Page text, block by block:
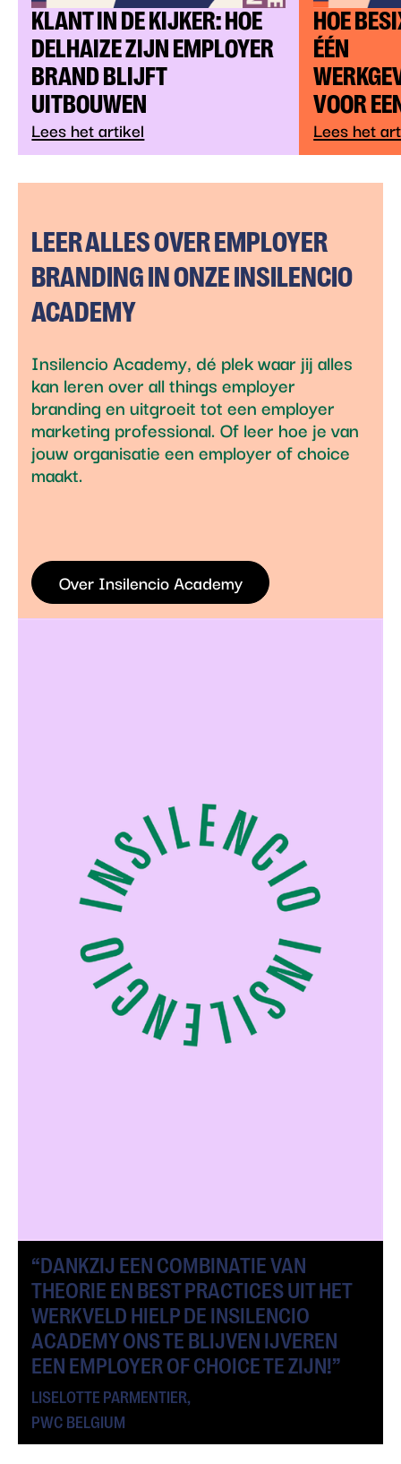
KLANT IN DE KIJKER: HOE
DELHAIZE ZIJN EMPLOYER
BRAND BLIJFT
UITBOUWEN
Lees het artikel
HOE
ÉÉN
VOOR
Lees het
LEER ALLES OVER EMPLOYER
BRANDING IN ONZE INSILENCIO
ACADEMY
Insilencio Academy, dé plek waar jij alles
kan leren over all things employer
branding en uitgroeit tot een employer
marketing professional. Of leer hoe je van
jouw organisatie een employer of choice
maakt.
Over Insilencio Academy
“DANKZIJ EEN COMBINATIE VAN
THEORIE EN BEST PRACTICES UIT HET
WERKVELD HIELP DE INSILENCIO
ACADEMY ONS TE BLIJVEN IJVEREN
EEN EMPLOYER OF CHOICE TE ZIJN!”
LISELOTTE PARMENTIER,
PWC BELGIUM